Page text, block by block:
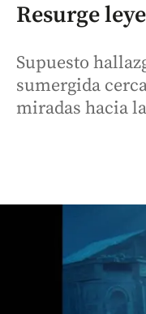
Resurge
Supuesto
sumergida
miradas hacia